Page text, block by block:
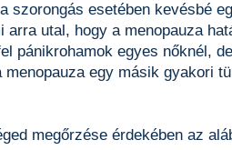
szorongás esetében kevésbé
arra utal, hogy a menopauza
pánikrohamok egyes nőknél,
menopauza egy másik gyakori
megőrzése érdekében az